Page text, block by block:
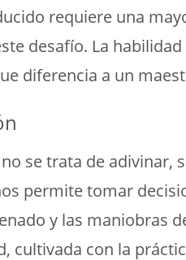
requiere una
desafío. La
diferencia a un
se trata de adivinar,
permite tomar
y las
cultivada con la